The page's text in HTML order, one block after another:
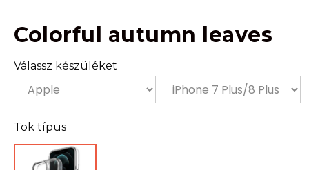
Colorful autumn leaves
Válassz készüléket
Tok típus